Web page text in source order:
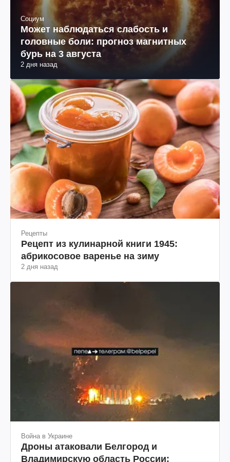
Социум
Может наблюдаться слабость и
головные боли: прогноз магнитных
бурь на 3 августа
2 дня назад
Рецепты
Рецепт из кулинарной книги 1945:
абрикосовое варенье на зиму
2 дня назад
Война в Украине
Дроны атаковали Белгород и
Владимирскую область России: